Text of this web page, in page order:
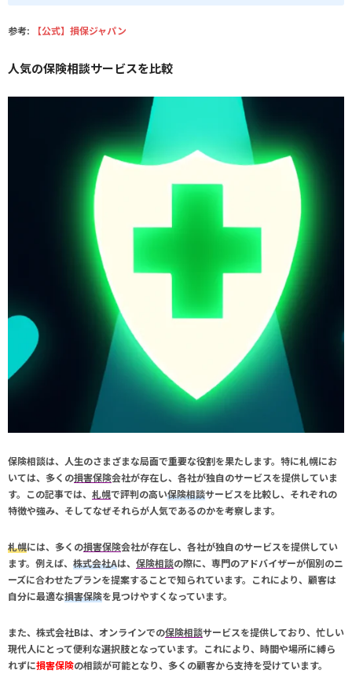
参考: 【公式】損保ジャパン
人気の保険相談サービスを比較
保険相談は、人生のさまざまな局面で重要な役割を果たします。特に札幌にお
いては、多くの損害保険会社が存在し、各社が独自のサービスを提供していま
す。この記事では、 札幌で評判の高い保険相談サービスを比較し、それぞれの
特徴や強み、そしてなぜそれらが人気であるのかを考察します。
札幌には、多くの損害保険会社が存在し、各社が独自のサービスを提供してい
ます。例えば、 株式会社Aは、 保険相談の際に、専門のアドバイザーが個別のニ
ーズに合わせたプランを提案することで知られています。これにより、顧客は
自分に最適な損害保険を見つけやすくなっています。
また、 株式会社Bは、オンラインでの保険相談サービスを提供しており、忙しい
現代人にとって便利な選択肢となっています。これにより、時間や場所に縛ら
れずに損害保険の相談が可能となり、多くの顧客から支持を受けています。